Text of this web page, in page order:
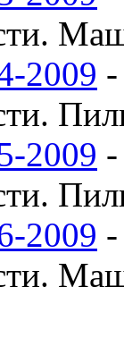
2009
2009
2009